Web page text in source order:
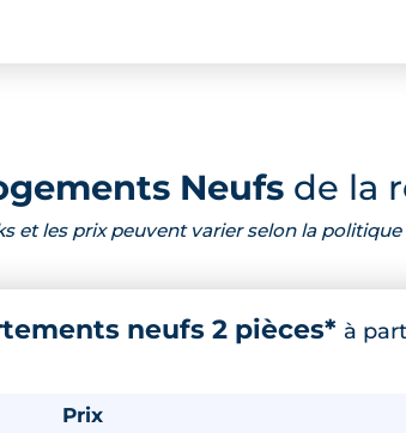
Neufs de la
et les prix peuvent varier selon la
neufs 2 pièces* à
Prix